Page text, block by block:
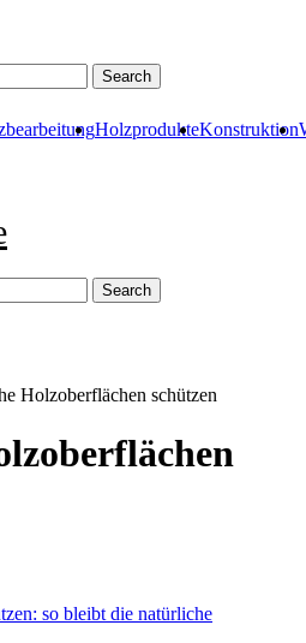
Search
HolzprodukteKonstruktion
Search
Holzoberflächen schützen